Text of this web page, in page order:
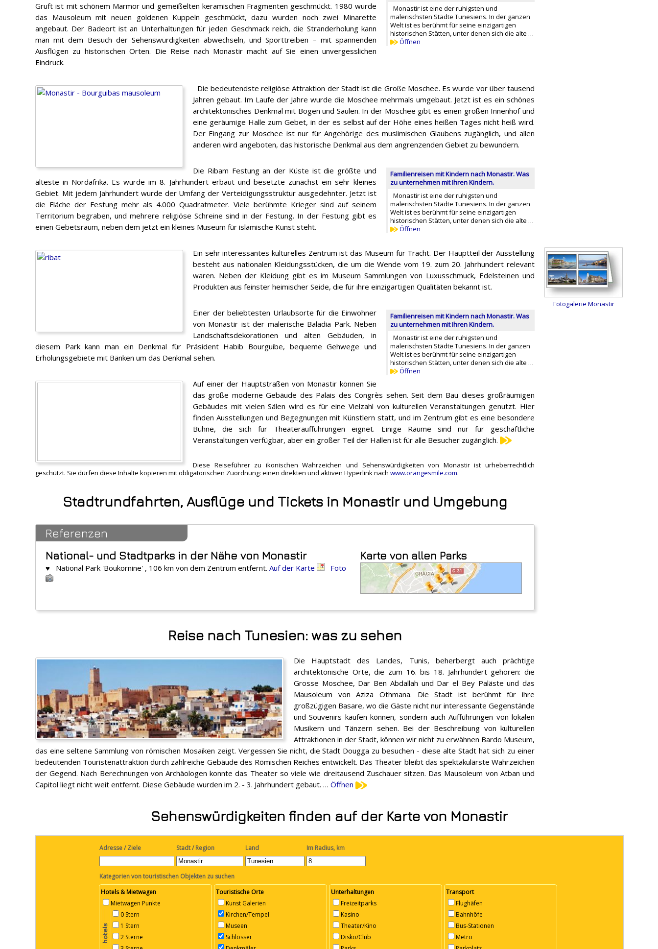
Monastir ist eine der ruhigsten und
malerischsten Städte Tunesiens. In der ganzen
Welt ist es berühmt für seine einzigartigen
historischen Stätten, unter denen sich die alte …
Öffnen
Gruft ist mit schönem Marmor und gemeißelten keramischen Fragmenten geschmückt. 1980 wurde
das Mausoleum mit neuen goldenen Kuppeln geschmückt, dazu wurden noch zwei Minarette
angebaut. Der Badeort ist an Unterhaltungen für jeden Geschmack reich, die Stranderholung kann
man mit dem Besuch der Sehenswürdigkeiten abwechseln, und Sporttreiben – mit spannenden
Ausflügen zu historischen Orten. Die Reise nach Monastir macht auf Sie einen unvergesslichen
Eindruck.
Die bedeutendste religiöse Attraktion der Stadt ist die Große Moschee. Es wurde vor über tausend
Jahren gebaut. Im Laufe der Jahre wurde die Moschee mehrmals umgebaut. Jetzt ist es ein schönes
architektonisches Denkmal mit Bögen und Säulen. In der Moschee gibt es einen großen Innenhof und
eine geräumige Halle zum Gebet, in der es selbst auf der Höhe eines heißen Tages nicht heiß wird.
Der Eingang zur Moschee ist nur für Angehörige des muslimischen Glaubens zugänglich, und allen
anderen wird angeboten, das historische Denkmal aus dem angrenzenden Gebiet zu bewundern.
Familienreisen mit Kindern nach Monastir. Was
zu unternehmen mit Ihren Kindern.
Monastir ist eine der ruhigsten und
malerischsten Städte Tunesiens. In der ganzen
Welt ist es berühmt für seine einzigartigen
historischen Stätten, unter denen sich die alte …
Öffnen
Die Ribam Festung an der Küste ist die größte und
älteste in Nordafrika. Es wurde im 8. Jahrhundert erbaut und besetzte zunächst ein sehr kleines
Gebiet. Mit jedem Jahrhundert wurde der Umfang der Verteidigungsstruktur ausgedehnter. Jetzt ist
die Fläche der Festung mehr als 4.000 Quadratmeter. Viele berühmte Krieger sind auf seinem
Territorium begraben, und mehrere religiöse Schreine sind in der Festung. In der Festung gibt es
einen Gebetsraum, neben dem jetzt ein kleines Museum für islamische Kunst steht.
Ein sehr interessantes kulturelles Zentrum ist das Museum für Tracht. Der Hauptteil der Ausstellung
besteht aus nationalen Kleidungsstücken, die um die Wende vom 19. zum 20. Jahrhundert relevant
waren. Neben der Kleidung gibt es im Museum Sammlungen von Luxusschmuck, Edelsteinen und
Produkten aus feinster heimischer Seide, die für ihre einzigartigen Qualitäten bekannt ist.
Familienreisen mit Kindern nach Monastir. Was
zu unternehmen mit Ihren Kindern.
Monastir ist eine der ruhigsten und
malerischsten Städte Tunesiens. In der ganzen
Welt ist es berühmt für seine einzigartigen
historischen Stätten, unter denen sich die alte …
Öffnen
Einer der beliebtesten Urlaubsorte für die Einwohner
von Monastir ist der malerische Baladia Park. Neben
Landschaftsdekorationen und alten Gebäuden, in
diesem Park kann man ein Denkmal für Präsident Habib Bourguibe, bequeme Gehwege und
Erholungsgebiete mit Bänken um das Denkmal sehen.
Auf einer der Hauptstraßen von Monastir können Sie
das große moderne Gebäude des Palais des Congrès sehen. Seit dem Bau dieses großräumigen
Gebäudes mit vielen Sälen wird es für eine Vielzahl von kulturellen Veranstaltungen genutzt. Hier
finden Ausstellungen und Begegnungen mit Künstlern statt, und im Zentrum gibt es eine besondere
Bühne, die sich für Theateraufführungen eignet. Einige Räume sind nur für geschäftliche
Veranstaltungen verfügbar, aber ein großer Teil der Hallen ist für alle Besucher zugänglich.
Diese Reiseführer zu ikonischen Wahrzeichen und Sehenswürdigkeiten von Monastir ist urheberrechtlich
geschützt. Sie dürfen diese Inhalte kopieren mit obligatorischen Zuordnung: einen direkten und aktiven Hyperlink nach www.orangesmile.com.
Stadtrundfahrten, Ausflüge und Tickets in Monastir und Umgebung
Referenzen
Karte von allen Parks
National- und Stadtparks in der Nähe von Monastir
♥ National Park 'Boukornine' , 106 km von dem Zentrum entfernt. Auf der Karte Foto
Reise nach Tunesien: was zu sehen
Die Hauptstadt des Landes, Tunis, beherbergt auch prächtige
architektonische Orte, die zum 16. bis 18. Jahrhundert gehören: die
Grosse Moschee, Dar Ben Abdallah und Dar el Bey Paläste und das
Mausoleum von Aziza Othmana. Die Stadt ist berühmt für ihre
großzügigen Basare, wo die Gäste nicht nur interessante Gegenstände
und Souvenirs kaufen können, sondern auch Aufführungen von lokalen
Musikern und Tänzern sehen. Bei der Beschreibung von kulturellen
Attraktionen in der Stadt, können wir nicht zu erwähnen Bardo Museum,
das eine seltene Sammlung von römischen Mosaiken zeigt. Vergessen Sie nicht, die Stadt Dougga zu besuchen - diese alte Stadt hat sich zu einer
bedeutenden Touristenattraktion durch zahlreiche Gebäude des Römischen Reiches entwickelt. Das Theater bleibt das spektakulärste Wahrzeichen
der Gegend. Nach Berechnungen von Archäologen konnte das Theater so viele wie dreitausend Zuschauer sitzen. Das Mausoleum von Atban und
Capitol liegt nicht weit entfernt. Diese Gebäude wurden im 2. - 3. Jahrhundert gebaut. … Öffnen
Fotogalerie Monastir
Sehenswürdigkeiten finden auf der Karte von Monastir
Adresse / Ziele Stadt / Region Land Im Radius, km
Kategorien von touristischen Objekten zu suchen
Hotels & Mietwagen
Mietwagen Punkte
0 Stern
1 Stern
2 Sterne
Touristische Orte
Kunst Galerien
Kirchen/Tempel
Museen
Schlösser
Unterhaltungen
Freizeitparks
Kasino
Theater/Kino
Disko/Club
Transport
Flughäfen
Bahnhöfe
Bus-Stationen
Metro